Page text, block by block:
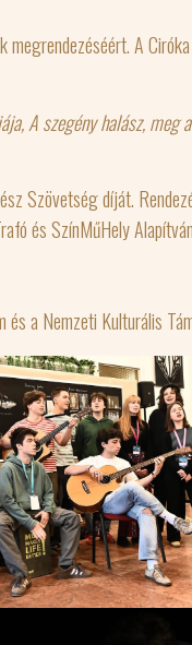
A
A szegényhalász, meg
Szövetség díját.
és SzínMűHely
a Nemzeti Kulturális